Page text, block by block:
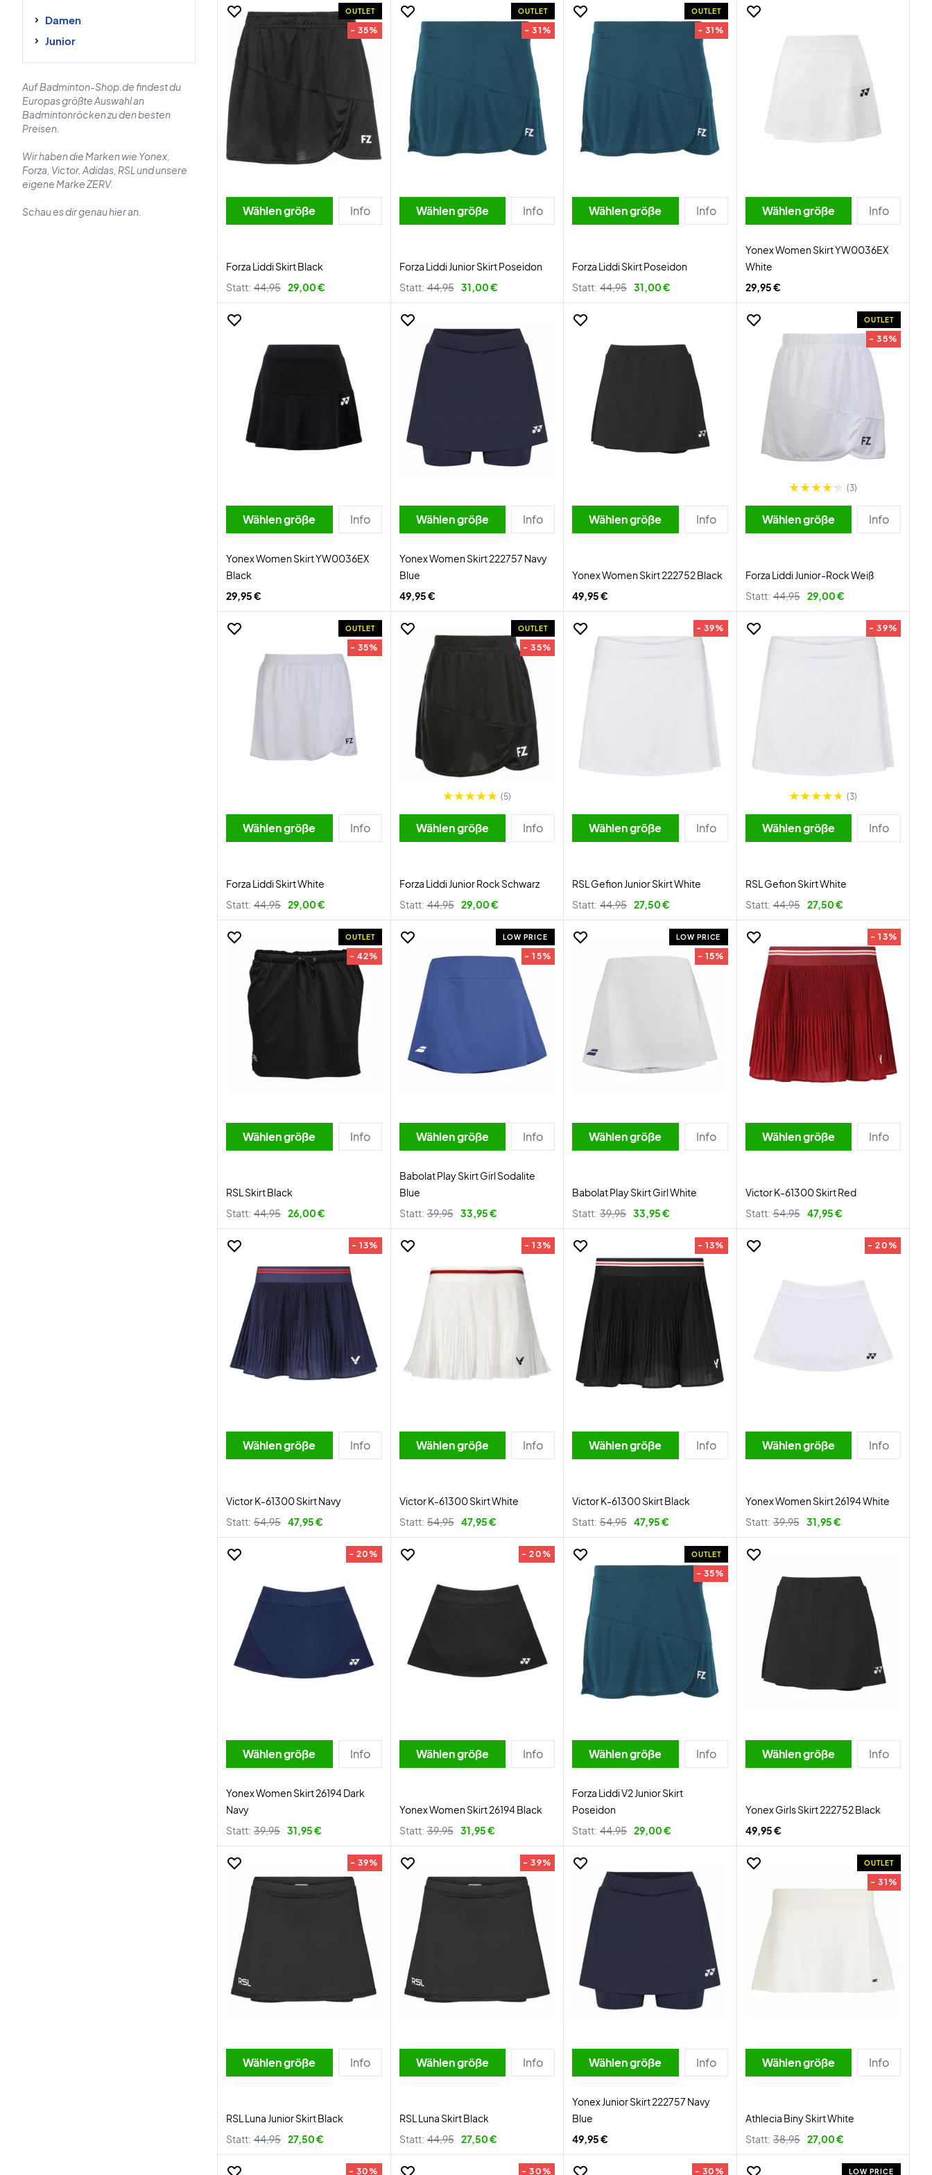
Damen
Junior
Auf Badminton-Shop.de findest du
Europas größte Auswahl an
Badmintonröcken zu den besten
Preisen.
Wir haben die Marken wie Yonex,
Forza, Victor, Adidas, RSL und unsere
eigene Marke ZERV.
Schau es dir genau hier an.
OUTLET
- 35%
Wählen größe Info
Forza Liddi Skirt Black
Statt: 44,95 29,00 €
OUTLET
- 31%
Wählen größe Info
Forza Liddi Junior Skirt Poseidon
Statt: 44,95 31,00 €
OUTLET
- 31%
Wählen größe Info
Forza Liddi Skirt Poseidon
Statt: 44,95 31,00 €
Wählen größe Info
Yonex Women Skirt YW0036EX
White
29,95 €
Wählen größe Info
Yonex Women Skirt YW0036EX
Black
29,95 €
Wählen größe Info
Yonex Women Skirt 222757 Navy
Blue
49,95 €
Wählen größe Info
Yonex Women Skirt 222752 Black
49,95 €
OUTLET
- 35%
(3)
Wählen größe Info
Forza Liddi Junior-Rock Weiß
Statt: 44,95 29,00 €
OUTLET
- 35%
Wählen größe Info
Forza Liddi Skirt White
Statt: 44,95 29,00 €
OUTLET
- 35%
(5)
Wählen größe Info
Forza Liddi Junior Rock Schwarz
Statt: 44,95 29,00 €
- 39%
Wählen größe Info
RSL Gefion Junior Skirt White
Statt: 44,95 27,50 €
- 39%
(3)
Wählen größe Info
RSL Gefion Skirt White
Statt: 44,95 27,50 €
OUTLET
- 42%
Wählen größe Info
RSL Skirt Black
Statt: 44,95 26,00 €
LOW PRICE
- 15%
Wählen größe Info
Babolat Play Skirt Girl Sodalite
Blue
Statt: 39,95 33,95 €
LOW PRICE
- 15%
Wählen größe Info
Babolat Play Skirt Girl White
Statt: 39,95 33,95 €
- 13%
Wählen größe Info
Victor K-61300 Skirt Red
Statt: 54,95 47,95 €
- 13%
Wählen größe Info
Victor K-61300 Skirt Navy
Statt: 54,95 47,95 €
- 13%
Wählen größe Info
Victor K-61300 Skirt White
Statt: 54,95 47,95 €
- 13%
Wählen größe Info
Victor K-61300 Skirt Black
Statt: 54,95 47,95 €
- 20%
Wählen größe Info
Yonex Women Skirt 26194 White
Statt: 39,95 31,95 €
- 20%
Wählen größe Info
Yonex Women Skirt 26194 Dark
Navy
Statt: 39,95 31,95 €
- 20%
Wählen größe Info
Yonex Women Skirt 26194 Black
Statt: 39,95 31,95 €
OUTLET
- 35%
Wählen größe Info
Forza Liddi V2 Junior Skirt
Poseidon
Statt: 44,95 29,00 €
Wählen größe Info
Yonex Girls Skirt 222752 Black
49,95 €
- 39%
Wählen größe Info
RSL Luna Junior Skirt Black
Statt: 44,95 27,50 €
- 39%
Wählen größe Info
RSL Luna Skirt Black
Statt: 44,95 27,50 €
Wählen größe Info
Yonex Junior Skirt 222757 Navy
Blue
49,95 €
OUTLET
- 31%
Wählen größe Info
Athlecia Biny Skirt White
Statt: 38,95 27,00 €
- 30% - 30% - 30% LOW PRICE